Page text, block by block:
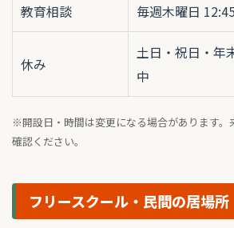
教育相談 毎週木曜日
休み
土日・祝日・年
中
※開設日・時間は変更になる場合があります。
確認ください。
フリースクール・民間の居場所